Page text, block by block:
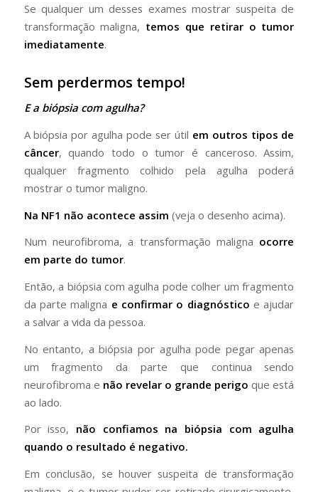
Se qualquer um desses exames mostrar suspeita de
transformação maligna, temos que retirar o tumor
imediatamente.
Sem perdermos tempo!
E a biópsia com agulha?
A biópsia por agulha pode ser útil em outros tipos de
câncer, quando todo o tumor é canceroso. Assim,
qualquer fragmento colhido pela agulha poderá
mostrar o tumor maligno.
Na NF1 não acontece assim (veja o desenho acima).
Num neurofibroma, a transformação maligna ocorre
em parte do tumor.
Então, a biópsia com agulha pode colher um fragmento
da parte maligna e confirmar o diagnóstico e ajudar
a salvar a vida da pessoa.
No entanto, a biópsia por agulha pode pegar apenas
um fragmento da parte que continua sendo
neurofibroma e não revelar o grande perigo que está
ao lado.
Por isso, não confiamos na biópsia com agulha
quando o resultado é negativo.
Em conclusão, se houver suspeita de transformação